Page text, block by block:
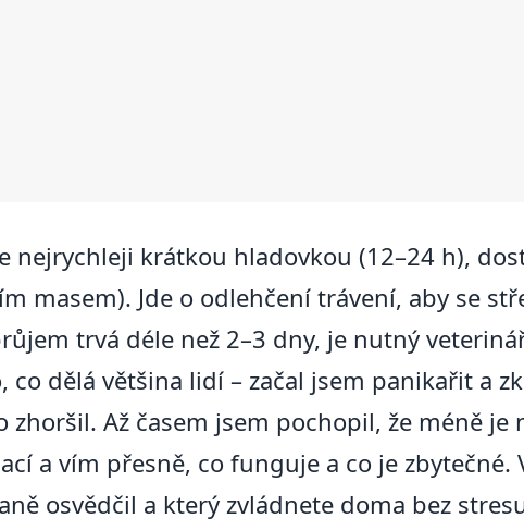
nejrychleji krátkou hladovkou (12–24 h),
masem). Jde o odlehčení trávení, aby se
trvá déle než 2–3 dny, je nutný
dělá většina lidí – začal jsem panikařit a
zhoršil. Až časem jsem pochopil, že méně je
a vím přesně, co funguje a co je zbytečné.
osvědčil a který zvládnete doma bez